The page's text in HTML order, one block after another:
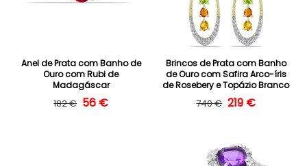
Anel de Prata com Banho de
Ouro com Rubi de
Madagáscar
Preço normal
182 € Preço de saldo
56 €
Brincos de Prata com Banho
de Ouro com Safira Arco-íris
de Rosebery e Topázio Branco
Preço normal
740 € Preço de saldo
219 €